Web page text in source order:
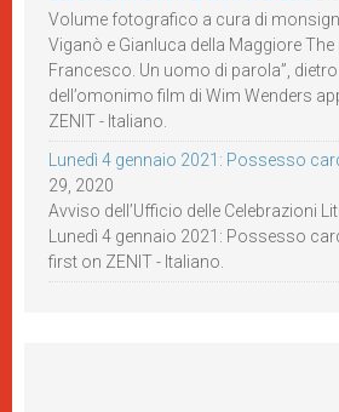
Volume fotografico a cura di
Viganò e Gianluca della Maggiore The
Francesco. Un uomo di parola”,
dell’omonimo film di Wim Wenders
ZENIT - Italiano.
Lunedì 4 gennaio 2021: Possesso
29, 2020
Avviso dell’Ufficio delle Celebrazioni
Lunedì 4 gennaio 2021: Possesso
first on ZENIT - Italiano.